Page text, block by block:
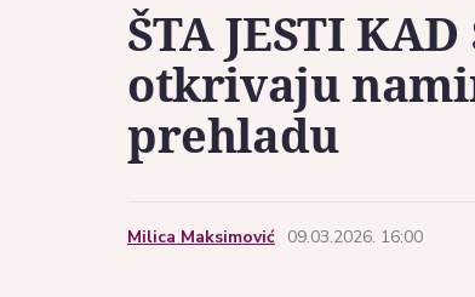
ŠTA JESTI
otkrivaju
prehladu
Milica Maksimović 09.03.2026. 16:00